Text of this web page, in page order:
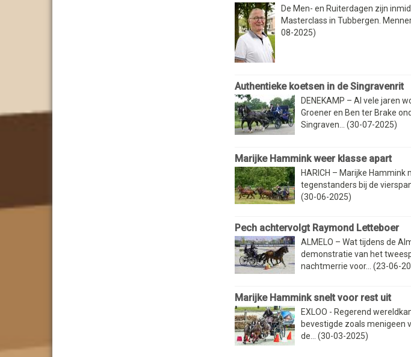
De Men- en Ruiterdagen zijn
Masterclass in Tubbergen.
08-2025)
Authentieke koetsen in de Singravenrit
DENEKAMP – Al vele jaren
Groener en Ben ter Brake
Singraven... (30-07-2025)
Marijke Hammink weer klasse apart
HARICH – Marijke
tegenstanders bij de
(30-06-2025)
Pech achtervolgt Raymond Letteboer
ALMELO – Wat tijdens de
demonstratie van het
nachtmerrie voor... (23-06-
Marijke Hammink snelt voor rest uit
EXLOO - Regerend
bevestigde zoals menigeen
de... (30-03-2025)